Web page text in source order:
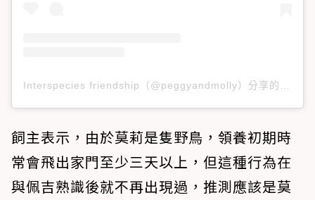
Interspecies friendship（@peggyandmolly）分享的貼文
飼主表示，由於莫莉是隻野鳥，領養初期時
常會飛出家門至少三天以上，但這種行為在
與佩吉熟識後就不再出現過，推測應該是莫